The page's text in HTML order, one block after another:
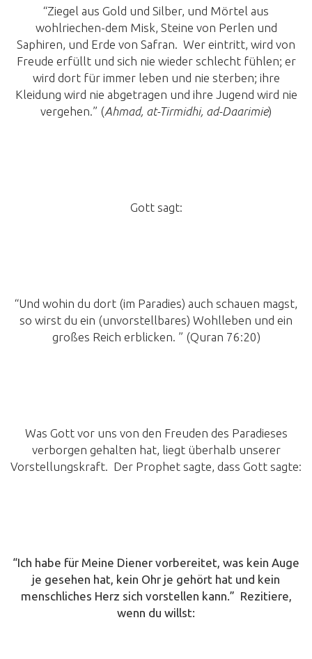
“Ziegel aus Gold und Silber, und Mörtel aus
wohlriechen-dem Misk, Steine von Perlen und
Saphiren, und Erde von Safran. Wer eintritt, wird von
Freude erfüllt und sich nie wieder schlecht fühlen; er
wird dort für immer leben und nie sterben; ihre
Kleidung wird nie abgetragen und ihre Jugend wird nie
vergehen.” (Ahmad, at-Tirmidhi, ad-Daarimie)
Gott sagt:
“Und wohin du dort (im Paradies) auch schauen magst,
so wirst du ein (unvorstellbares) Wohlleben und ein
großes Reich erblicken. ” (Quran 76:20)
Was Gott vor uns von den Freuden des Paradieses
verborgen gehalten hat, liegt überhalb unserer
Vorstellungskraft. Der Prophet sagte, dass Gott sagte:
“Ich habe für Meine Diener vorbereitet, was kein Auge
je gesehen hat, kein Ohr je gehört hat und kein
menschliches Herz sich vorstellen kann.” Rezitiere,
wenn du willst: